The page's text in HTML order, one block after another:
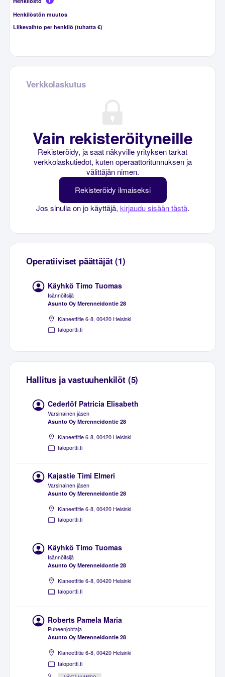
Henkilöstön muutos
Liikevaihto per henkilö (tuhatta €)
Verkkolaskutus
Vain rekisteröityneille
Rekisteröidy, ja saat näkyville yrityksen tarkat
verkkolaskutiedot, kuten operaattoritunnuksen ja
välittäjän nimen.
Rekisteröidy ilmaiseksi
Jos sinulla on jo käyttäjä, kirjaudu sisään tästä.
Operatiiviset päättäjät (1)
Käyhkö Timo Tuomas
Isännöitsijä
Asunto Oy Merenneidontie 28
Klaneettitie 6-8, 00420 Helsinki
taloportti.fi
Hallitus ja vastuuhenkilöt (5)
Cederlöf Patricia Elisabeth
Varsinainen jäsen
Asunto Oy Merenneidontie 28
Klaneettitie 6-8, 00420 Helsinki
taloportti.fi
Kajastie Timi Elmeri
Varsinainen jäsen
Asunto Oy Merenneidontie 28
Klaneettitie 6-8, 00420 Helsinki
taloportti.fi
Käyhkö Timo Tuomas
Isännöitsijä
Asunto Oy Merenneidontie 28
Klaneettitie 6-8, 00420 Helsinki
taloportti.fi
Roberts Pamela Maria
Puheenjohtaja
Asunto Oy Merenneidontie 28
Klaneettitie 6-8, 00420 Helsinki
taloportti.fi